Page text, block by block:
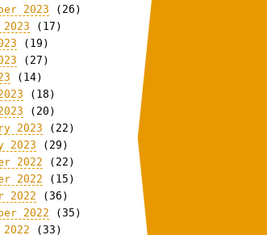
2023 (26)
(17)
(19)
(27)
(14)
(18)
(20)
2023 (22)
2023 (29)
2022 (22)
2022 (15)
2022 (36)
2022 (35)
(33)